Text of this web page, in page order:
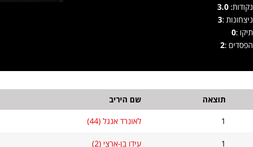
נקודות:3.0
ניצחונות :3
תיקו :0
הפסדים :2
תוצאה שם היריב
1 לאונרד אנגל (44)
1 עידו בן-ארצי (2)